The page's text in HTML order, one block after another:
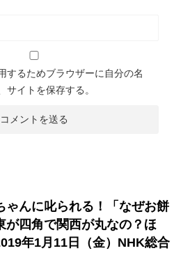
するためブラウザーに自分の名
サイトを保存する。
ゃんに叱られる！「なぜお餅
が四角で関西が丸なの？ほ
年1月11日（金）NHK総合